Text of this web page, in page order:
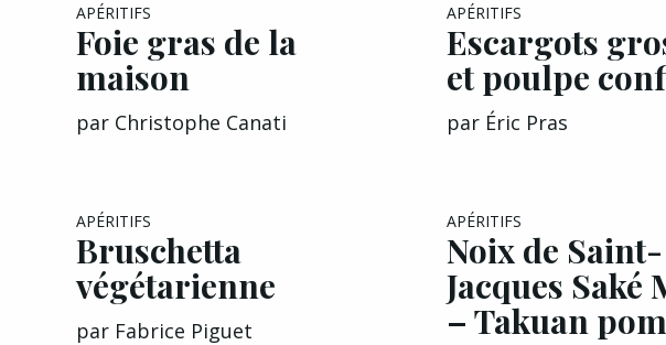
APÉRITIFS
Foie gras de la
maison
par Christophe Canati
APÉRITIFS
Escargots
et poulpe
par Éric Pras
APÉRITIFS
Bruschetta
végétarienne
par Fabrice Piguet
APÉRITIFS
Noix de Saint-
Jacques Saké
– Takuan